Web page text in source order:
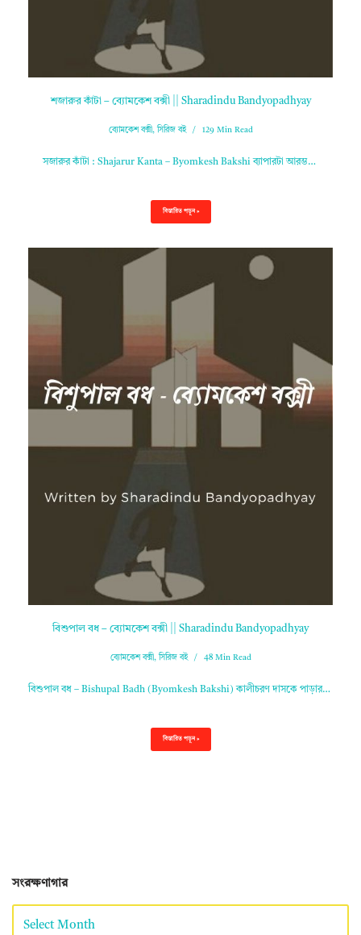
শজারুর কাঁটা – ব্যোমকেশ বক্সী || Sharadindu Bandyopadhyay
ব্যোমকেশ বক্সী,সিরিজ বই 129 Min Read
সজারুর কাঁটা : Shajarur Kanta – Byomkesh Bakshi ব্যাপারটা আরম্ভ…
বিস্তারিত পড়ুন »
বিশুপাল বধ – ব্যোমকেশ বক্সী || Sharadindu Bandyopadhyay
ব্যোমকেশ বক্সী,সিরিজ বই 48 Min Read
বিশুপাল বধ – Bishupal Badh (Byomkesh Bakshi) কালীচরণ দাসকে পাড়ার…
বিস্তারিত পড়ুন »
সংরক্ষণাগার